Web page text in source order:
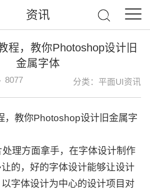
资讯
程，教你Photoshop设计旧
金属字体
8077 分类：平面UI资讯
，教你Photoshop设计旧金属字
理方面拿手，在字体设计制作
的，好的字体设计能够让设计
字体设计为中心的设计项目对